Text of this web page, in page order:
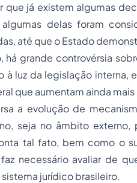
que já existem algumas
delas foram
até que o Estado
há grande controvérsia
à luz da legislação
que aumentam ainda
a evolução de
seja no âmbito externo,
tal fato, bem como o
necessário avaliar de
jurídico brasileiro.